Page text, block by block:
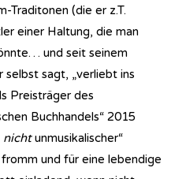
Traditonen (die er z.T.
einer Haltung, die man
und seit seinem
selbst sagt, „verliebt ins
Preisträger des
Buchhandels“ 2015
nichtunmusikalischer“
und für eine lebendige